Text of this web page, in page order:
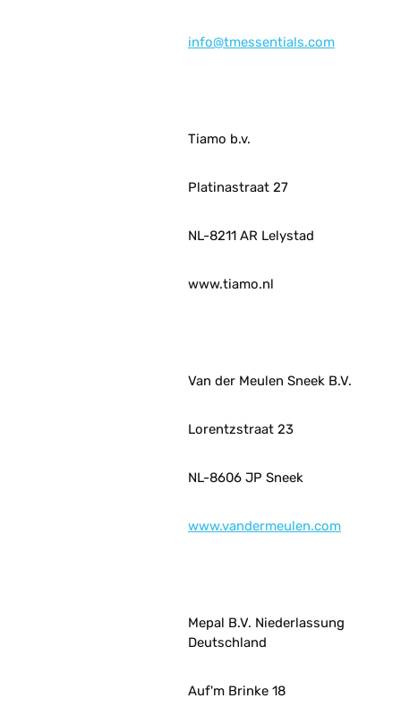
info@tmessentials.com
Tiamo b.v.
Platinastraat 27
NL-8211 AR Lelystad
www.tiamo.nl
Van der Meulen Sneek B.V.
Lorentzstraat 23
NL-8606 JP Sneek
www.vandermeulen.com
Mepal B.V. Niederlassung
Deutschland
Auf'm Brinke 18